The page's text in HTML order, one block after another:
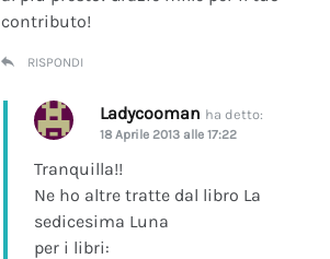
contributo!
RISPONDI
Ladycooman ha detto:
18 Aprile 2013 alle 17:22
Tranquilla!!
Ne ho altre tratte dal libro La
sedicesima Luna
per i libri: